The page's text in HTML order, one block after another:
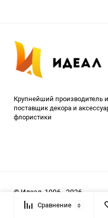
Крупнейший производитель и
поставщик декора и
флористики
© Идеал, 1996 - 2026
Сравнение 0